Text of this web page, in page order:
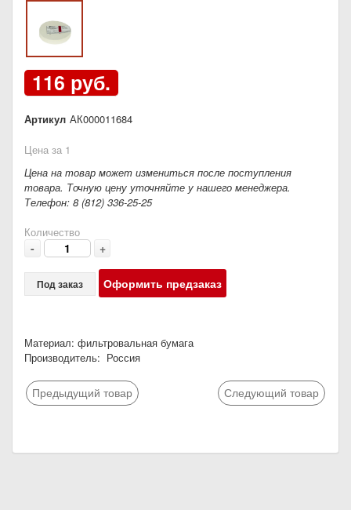
116 руб.
Артикул АК000011684
Цена за 1
Цена на товар может измениться после поступления
товара. Точную цену уточняйте у нашего менеджера.
Телефон: 8 (812) 336-25-25
Количество
- +
Под заказ Оформить предзаказ
Материал: фильтровальная бумага
Производитель: Россия
Предыдущий товар Следующий товар